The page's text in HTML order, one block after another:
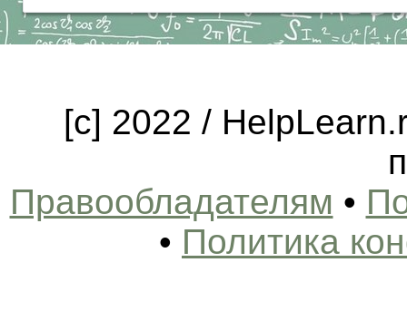
[c] 2022 /
Правообладателям •
• Политика